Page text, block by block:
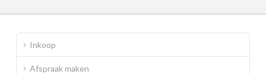
Inkoop
Afspraak maken